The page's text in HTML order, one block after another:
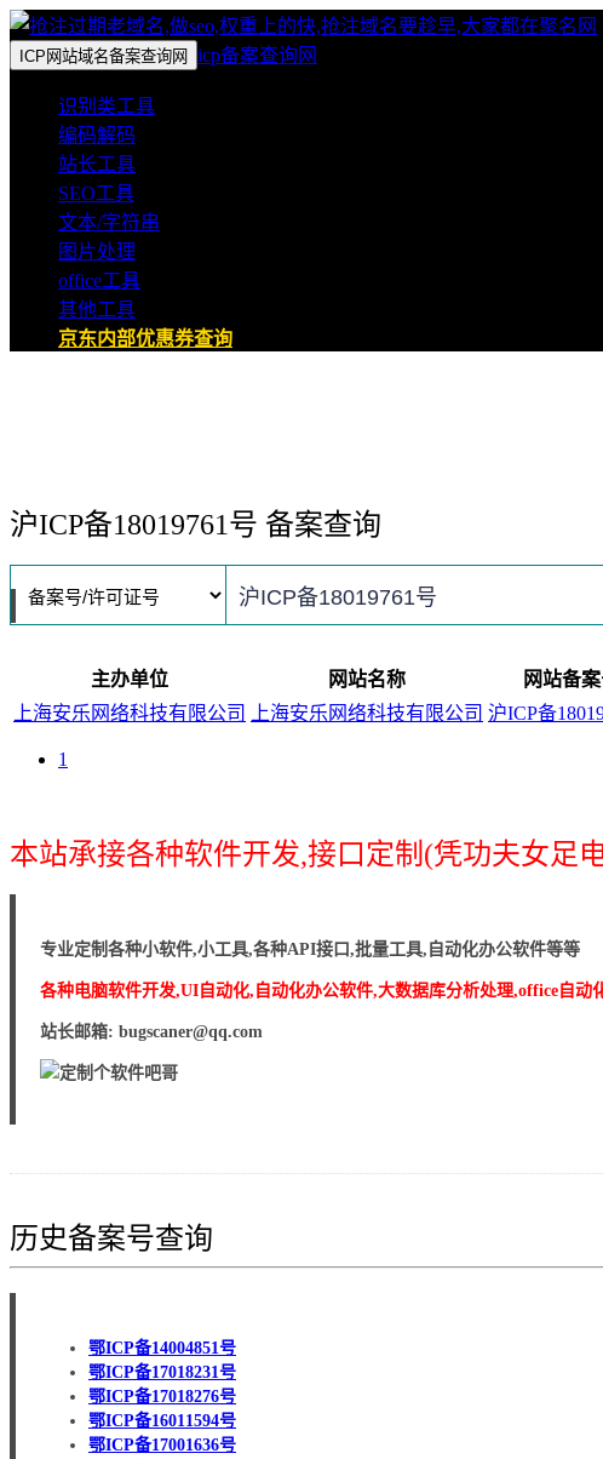
ICP网站域名备案查询网 icp备案查询网
识别类工具
编码解码
站长工具
SEO工具
文本/字符串
图片处理
office工具
其他工具
京东内部优惠券查询
沪ICP备18019761号 备案查询
主办单位 网站名称 网站备
上海安乐网络科技有限公司
上海安乐网络科技有限公司 沪ICP备
1
本站承接各种软件开发,接口定制(凭功夫女足
专业定制各种小软件,小工具,各种API接口,批量工具,自动化办公软件等等
各种电脑软件开发,UI自动化,自动化办公软件,大数据库分析处理,office自动
站长邮箱: bugscaner@qq.com
历史备案号查询
鄂ICP备14004851号
鄂ICP备17018231号
鄂ICP备17018276号
鄂ICP备16011594号
鄂ICP备17001636号